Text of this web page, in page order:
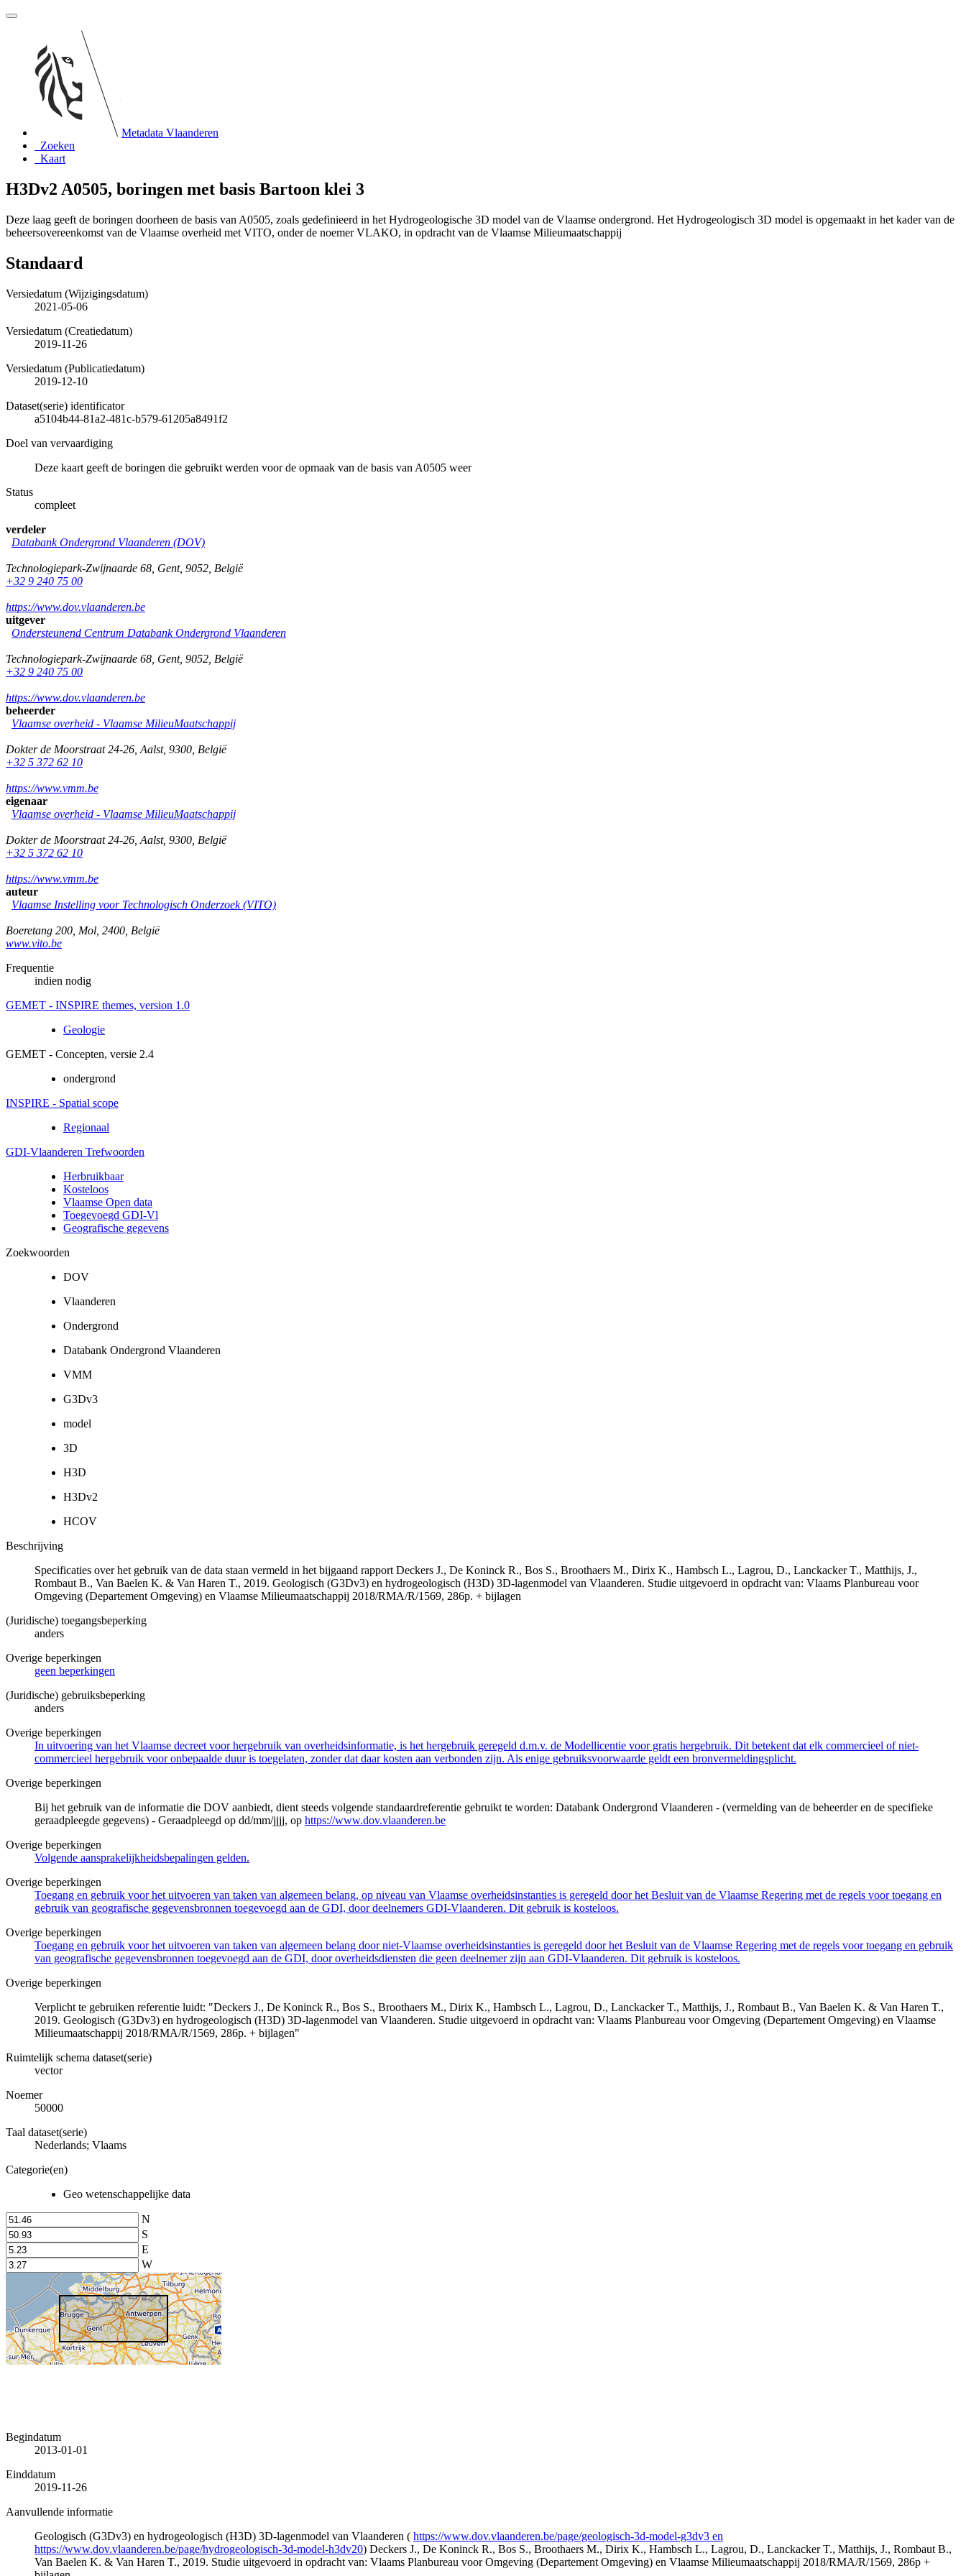
Metadata Vlaanderen
Zoeken
Kaart
H3Dv2 A0505, boringen met basis Bartoon klei 3
Deze laag geeft de boringen doorheen de basis van A0505, zoals gedefinieerd in het Hydrogeologische 3D model van de Vlaamse ondergrond. Het Hydrogeologisch 3D model is opgemaakt in het kader van de
beheersovereenkomst van de Vlaamse overheid met VITO, onder de noemer VLAKO, in opdracht van de Vlaamse Milieumaatschappij
Standaard
Versiedatum (Wijzigingsdatum)
2021-05-06
Versiedatum (Creatiedatum)
2019-11-26
Versiedatum (Publicatiedatum)
2019-12-10
Dataset(serie) identificator
a5104b44-81a2-481c-b579-61205a8491f2
Doel van vervaardiging
Deze kaart geeft de boringen die gebruikt werden voor de opmaak van de basis van A0505 weer
Status
compleet
verdeler
Databank Ondergrond Vlaanderen (DOV)
Technologiepark-Zwijnaarde 68 Gent, 9052 België
+32 9 240 75 00
https://www.dov.vlaanderen.be
uitgever
Ondersteunend Centrum Databank Ondergrond Vlaanderen
Technologiepark-Zwijnaarde 68 Gent, 9052 België
+32 9 240 75 00
https://www.dov.vlaanderen.be
beheerder
Vlaamse overheid - Vlaamse MilieuMaatschappij
Dokter de Moorstraat 24-26 Aalst, 9300 België
+32 5 372 62 10
https://www.vmm.be
eigenaar
Vlaamse overheid - Vlaamse MilieuMaatschappij
Dokter de Moorstraat 24-26 Aalst, 9300 België
+32 5 372 62 10
https://www.vmm.be
auteur
Vlaamse Instelling voor Technologisch Onderzoek (VITO)
Boeretang 200 Mol 2400 België
www.vito.be
Frequentie
indien nodig
GEMET - INSPIRE themes, version 1.0
Geologie
GEMET - Concepten, versie 2.4
ondergrond
INSPIRE - Spatial scope
Regionaal
GDI-Vlaanderen Trefwoorden
Herbruikbaar
Kosteloos
Vlaamse Open data
Toegevoegd GDI-Vl
Geografische gegevens
Zoekwoorden
DOV
Vlaanderen
Ondergrond
Databank Ondergrond Vlaanderen
VMM
G3Dv3
model
3D
H3D
H3Dv2
HCOV
Beschrijving
Specificaties over het gebruik van de data staan vermeld in het bijgaand rapport Deckers J., De Koninck R., Bos S., Broothaers M., Dirix K., Hambsch L., Lagrou, D., Lanckacker T., Matthijs, J.,
Rombaut B., Van Baelen K. & Van Haren T., 2019. Geologisch (G3Dv3) en hydrogeologisch (H3D) 3D-lagenmodel van Vlaanderen. Studie uitgevoerd in opdracht van: Vlaams Planbureau voor
Omgeving (Departement Omgeving) en Vlaamse Milieumaatschappij 2018/RMA/R/1569, 286p. + bijlagen
(Juridische) toegangsbeperking
anders
Overige beperkingen
geen beperkingen
(Juridische) gebruiksbeperking
anders
Overige beperkingen
In uitvoering van het Vlaamse decreet voor hergebruik van overheidsinformatie, is het hergebruik geregeld d.m.v. de Modellicentie voor gratis hergebruik. Dit betekent dat elk commercieel of niet-
commercieel hergebruik voor onbepaalde duur is toegelaten, zonder dat daar kosten aan verbonden zijn. Als enige gebruiksvoorwaarde geldt een bronvermeldingsplicht.
Overige beperkingen
Bij het gebruik van de informatie die DOV aanbiedt, dient steeds volgende standaardreferentie gebruikt te worden: Databank Ondergrond Vlaanderen - (vermelding van de beheerder en de specifieke
geraadpleegde gegevens) - Geraadpleegd op dd/mm/jjjj, op https://www.dov.vlaanderen.be
Overige beperkingen
Volgende aansprakelijkheidsbepalingen gelden.
Overige beperkingen
Toegang en gebruik voor het uitvoeren van taken van algemeen belang, op niveau van Vlaamse overheidsinstanties is geregeld door het Besluit van de Vlaamse Regering met de regels voor toegang en
gebruik van geografische gegevensbronnen toegevoegd aan de GDI, door deelnemers GDI-Vlaanderen. Dit gebruik is kosteloos.
Overige beperkingen
Toegang en gebruik voor het uitvoeren van taken van algemeen belang door niet-Vlaamse overheidsinstanties is geregeld door het Besluit van de Vlaamse Regering met de regels voor toegang en gebruik
van geografische gegevensbronnen toegevoegd aan de GDI, door overheidsdiensten die geen deelnemer zijn aan GDI-Vlaanderen. Dit gebruik is kosteloos.
Overige beperkingen
Verplicht te gebruiken referentie luidt: "Deckers J., De Koninck R., Bos S., Broothaers M., Dirix K., Hambsch L., Lagrou, D., Lanckacker T., Matthijs, J., Rombaut B., Van Baelen K. & Van Haren T.,
2019. Geologisch (G3Dv3) en hydrogeologisch (H3D) 3D-lagenmodel van Vlaanderen. Studie uitgevoerd in opdracht van: Vlaams Planbureau voor Omgeving (Departement Omgeving) en Vlaamse
Milieumaatschappij 2018/RMA/R/1569, 286p. + bijlagen"
Ruimtelijk schema dataset(serie)
vector
Noemer
50000
Taal dataset(serie)
Nederlands; Vlaams
Categorie(en)
Geo wetenschappelijke data
N
S
E
W
Begindatum
2013-01-01
Einddatum
2019-11-26
Aanvullende informatie
Geologisch (G3Dv3) en hydrogeologisch (H3D) 3D-lagenmodel van Vlaanderen ( https://www.dov.vlaanderen.be/page/geologisch-3d-model-g3dv3 en
https://www.dov.vlaanderen.be/page/hydrogeologisch-3d-model-h3dv20) Deckers J., De Koninck R., Bos S., Broothaers M., Dirix K., Hambsch L., Lagrou, D., Lanckacker T., Matthijs, J., Rombaut B.,
Van Baelen K. & Van Haren T., 2019. Studie uitgevoerd in opdracht van: Vlaams Planbureau voor Omgeving (Departement Omgeving) en Vlaamse Milieumaatschappij 2018/RMA/R/1569, 286p +